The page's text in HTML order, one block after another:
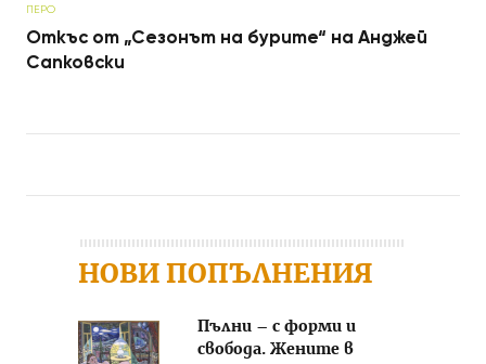
ПЕРО
Откъс от „Сезонът на бурите“ на Анджей
Сапковски
НОВИ ПОПЪЛНЕНИЯ
Пълни – с форми и
свобода. Жените в